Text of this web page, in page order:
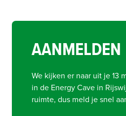
AANMELDEN
We kijken er naar uit je 13
in de Energy Cave in
ruimte, dus meld je snel